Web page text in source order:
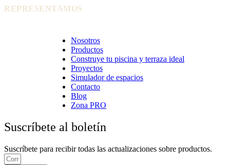
REPRESENTAMOS
Nosotros
Productos
Construye tu piscina y terraza ideal
Proyectos
Simulador de espacios
Contacto
Blog
Zona PRO
Suscríbete al boletín
Suscríbete para recibir todas las actualizaciones sobre productos.